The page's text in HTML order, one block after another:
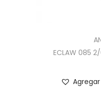
ECLAW 085 2/